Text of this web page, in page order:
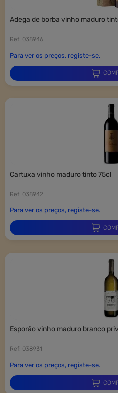
adega de borba vinho maduro
Ref: 038946
Para ver os preços, registe-se.
cartuxa vinho maduro tinto 75cl
Ref: 038942
Para ver os preços, registe-se.
esporão vinho maduro branco
Ref: 038931
Para ver os preços, registe-se.